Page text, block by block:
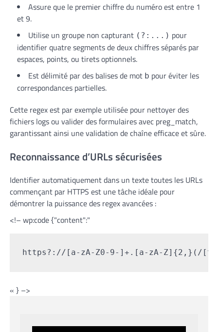
Assure que le premier chiffre du numéro est entre 1
et 9.
Utilise un groupe non capturant (?:...) pour
identifier quatre segments de deux chiffres séparés par
espaces, points, ou tirets optionnels.
Est délimité par des balises de mot b pour éviter les
correspondances partielles.
Cette regex est par exemple utilisée pour nettoyer des
fichiers logs ou valider des formulaires avec preg_match,
garantissant ainsi une validation de chaîne efficace et sûre.
Reconnaissance d’URLs sécurisées
Identifier automatiquement dans un texte toutes les URLs
commençant par HTTPS est une tâche idéale pour
démontrer la puissance des regex avancées :
<!– wp:code {"content":"
https?://[a-zA-Z0-9-]+.[a-zA-Z]{2,}(/
« } –>